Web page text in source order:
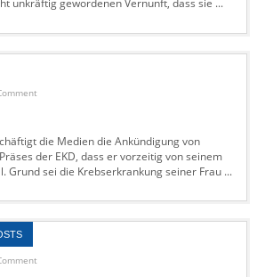
unkräftig gewordenen Vernunft, dass sie ...
die Medien die Ankündigung von
der EKD, dass er vorzeitig von seinem
Grund sei die Krebserkrankung seiner Frau ...